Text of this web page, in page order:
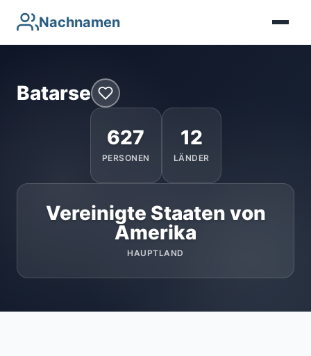
Nachnamen
Batarse
627
PERSONEN
12
LÄNDER
Vereinigte Staaten von
Amerika
HAUPTLAND